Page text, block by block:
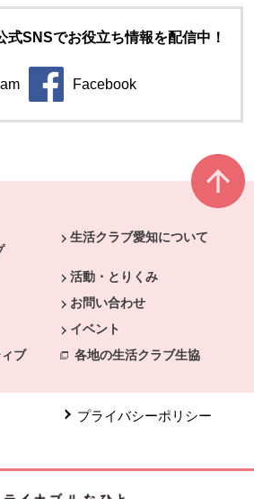
SNSでお役立ち情報を配信中！
ィンドウで開きます。
Facebook
別のウィンドウで開きま
生活クラブ愛知について
活動・とりくみ
お問い合わせ
イベント
ブ
各地の生活クラブ生協
プライバシーポリシー